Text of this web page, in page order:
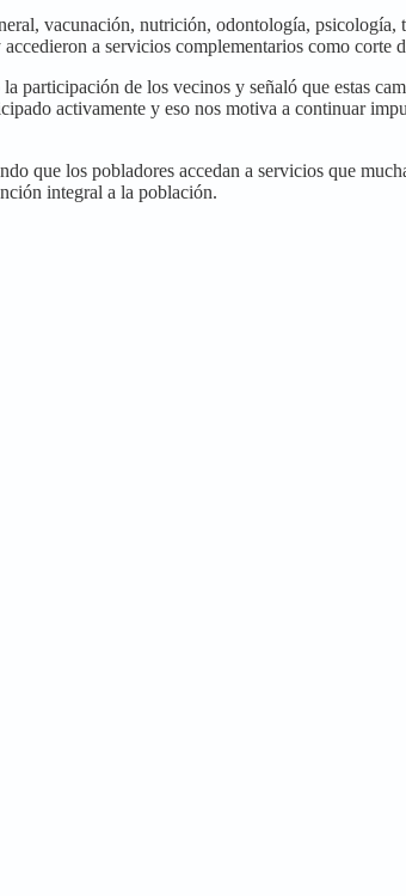
vacunación, nutrición, odontología,
a servicios complementarios como corte
de los vecinos y señaló que estas
activamente y eso nos motiva a continuar
que los pobladores accedan a servicios que
integral a la población.